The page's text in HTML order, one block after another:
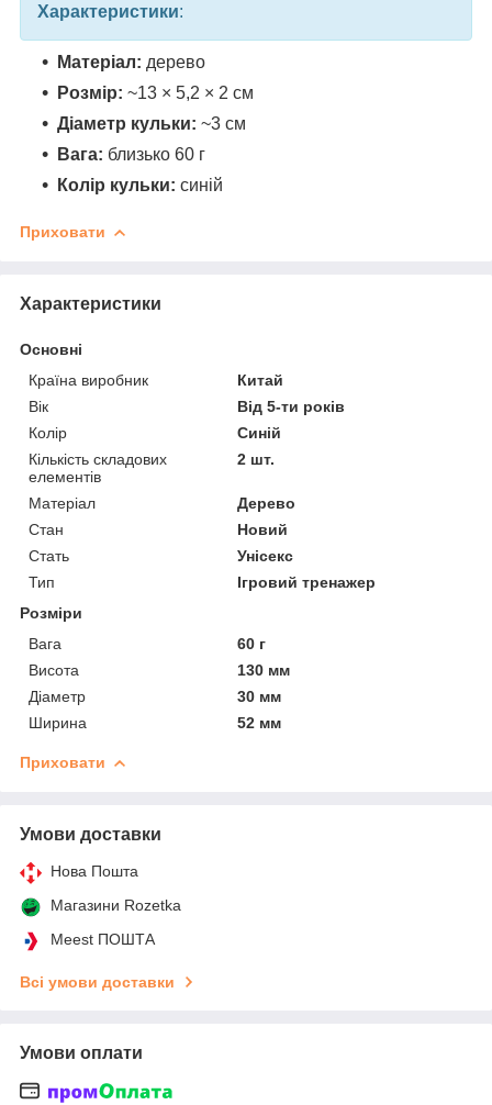
Характеристики:
Матеріал: дерево
Розмір: ~13 × 5,2 × 2 см
Діаметр кульки: ~3 см
Вага: близько 60 г
Колір кульки: синій
Приховати
Характеристики
Основні
Країна виробник
Китай
Вік
Від 5-ти років
Колір
Синій
Кількість складових
елементів
2 шт.
Матеріал
Дерево
Стан
Новий
Стать
Унісекс
Тип
Ігровий тренажер
Розміри
Вага
60 г
Висота
130 мм
Діаметр
30 мм
Ширина
52 мм
Приховати
Умови доставки
Нова Пошта
Магазини Rozetka
Meest ПОШТА
Всі умови доставки
Умови оплати